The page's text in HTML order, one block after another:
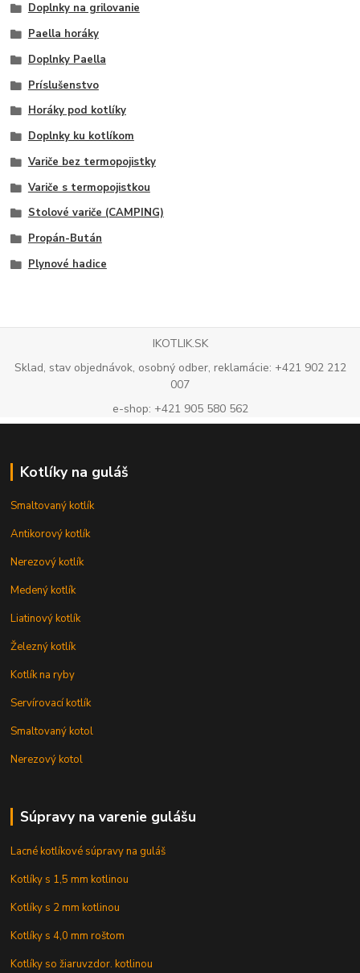
Doplnky na grilovanie
Paella horáky
Doplnky Paella
Príslušenstvo
Horáky pod kotlíky
Doplnky ku kotlíkom
Variče bez termopojistky
Variče s termopojistkou
Stolové variče (CAMPING)
Propán-Bután
Plynové hadice
IKOTLIK.SK
Sklad, stav objednávok, osobný odber, reklamácie: +421 902 212
007
e-shop: +421 905 580 562
Kotlíky na guláš
Smaltovaný kotlík
Antikorový kotlík
Nerezový kotlík
Medený kotlík
Liatinový kotlík
Železný kotlík
Kotlík na ryby
Servírovací kotlík
Smaltovaný kotol
Nerezový kotol
Súpravy na varenie gulášu
Lacné kotlíkové súpravy na guláš
Kotlíky s 1,5 mm kotlinou
Kotlíky s 2 mm kotlinou
Kotlíky s 4,0 mm roštom
Kotlíky so žiaruvzdor. kotlinou